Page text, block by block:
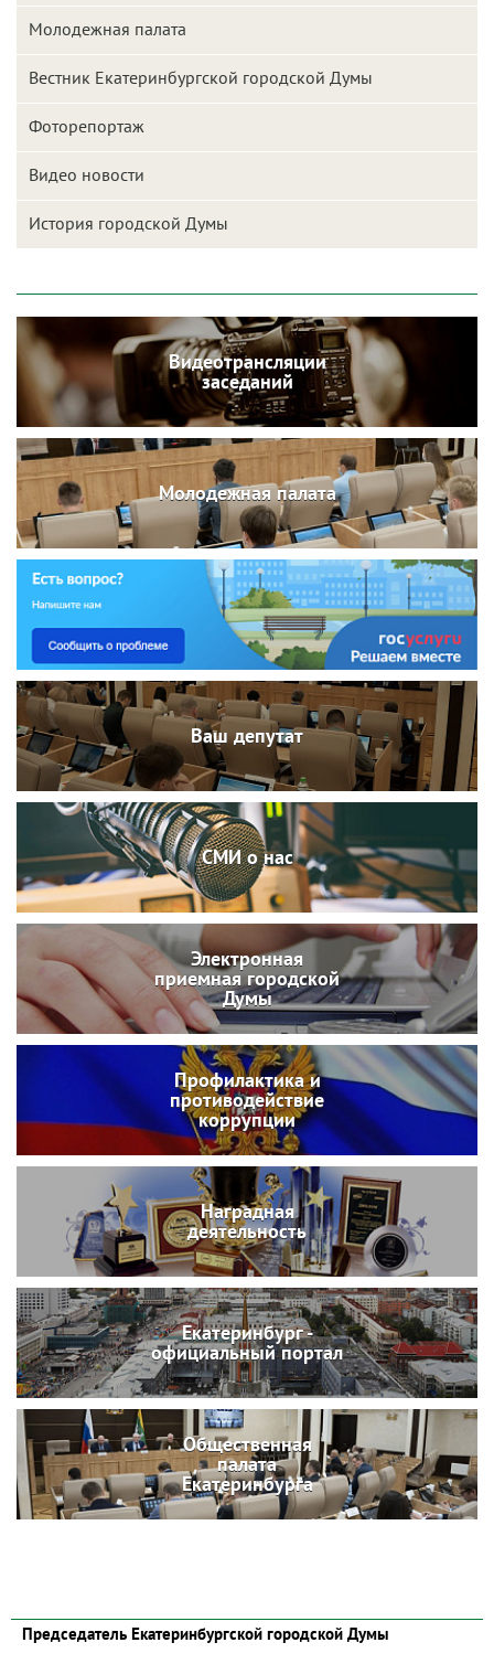
Молодежная палата
Вестник Екатеринбургской городской Думы
Фоторепортаж
Видео новости
История городской Думы
Видеотрансляции
заседаний
Молодежная палата
Ваш депутат
СМИ о нас
Электронная
приемная городской
Думы
Профилактика и
противодействие
коррупции
Наградная
деятельность
Екатеринбург -
официальный портал
Общественная
палата
Екатеринбурга
Председатель Екатеринбургской городской Думы